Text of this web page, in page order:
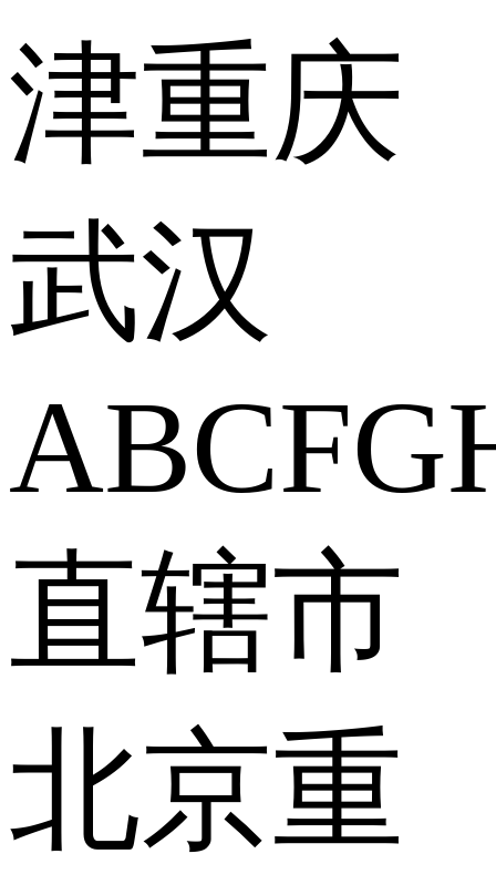
津重庆
武汉
ABCFG
直辖市
北京重